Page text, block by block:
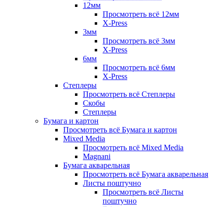
12мм
Просмотреть всё 12мм
X-Press
3мм
Просмотреть всё 3мм
X-Press
6мм
Просмотреть всё 6мм
X-Press
Степлеры
Просмотреть всё Степлеры
Скобы
Степлеры
Бумага и картон
Просмотреть всё Бумага и картон
Mixed Media
Просмотреть всё Mixed Media
Magnani
Бумага акварельная
Просмотреть всё Бумага акварельная
Листы поштучно
Просмотреть всё Листы
поштучно